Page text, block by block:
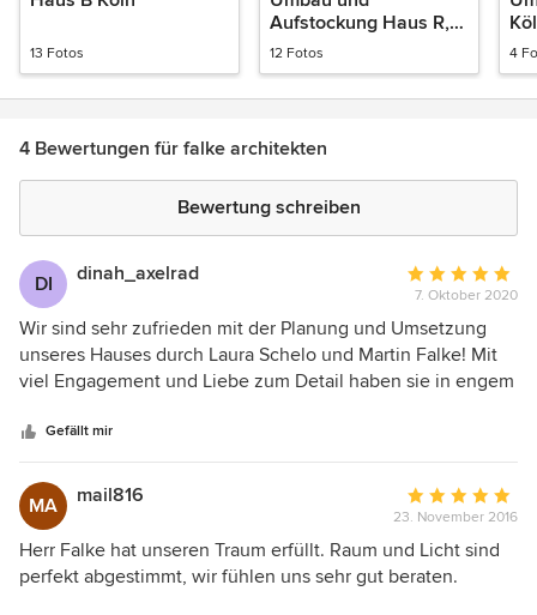
13 Fotos
Aufstockung Haus R,
Köln
12 Fotos 4
4 Bewertungen für falke architekten
Bewertung schreiben
DI dinah_axelrad
Bewertung:
5
von
5
7. Oktober 2020
Wir sind sehr zufrieden mit der Planung und Umsetzung
unseres Hauses durch Laura Schelo und Martin Falke! Mit
viel Engagement und Liebe zum Detail haben sie in engem
Erwartungen übertroffen hat. Wir sind froh, dass wir mit
Falke Architekten gebaut haben und dankbar für unser
wunderschönes Haus!
Gefällt mir
MA mail816
Bewertung:
5
von
23. November 2016
Herr Falke hat unseren Traum erfüllt. Raum und Licht sind
perfekt abgestimmt, wir fühlen uns sehr gut beraten.